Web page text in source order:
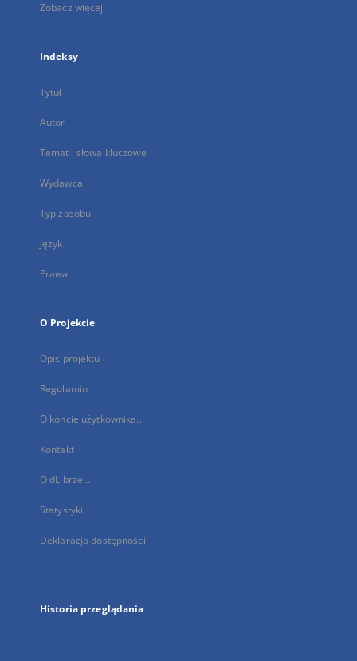
Zobacz więcej
Indeksy
Tytuł
Autor
Temat i słowa kluczowe
Wydawca
Typ zasobu
Język
Prawa
O Projekcie
Opis projektu
Regulamin
O koncie użytkownika...
Kontakt
O dLibrze...
Statystyki
Deklaracja dostępności
Historia przeglądania